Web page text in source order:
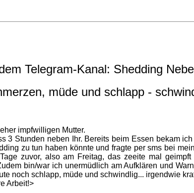
Telegram-Kanal: Shedding
müde und schlapp -
impfwilligen Mutter.
3 Stunden neben Ihr. Bereits beim Essen bekam
zu tun haben könnte und fragte per sms bei
zuvor, also am Freitag, das zeeite mal
bin/war ich unermüdlich am Aufklären und
noch schlapp, müde und schwindlig... irgendwie
Arbeit!>